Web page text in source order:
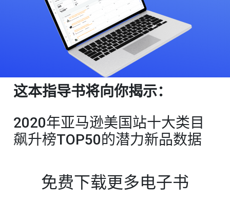
这本指导书将向你揭示：
2020年亚马逊美国站十大类目
飙升榜TOP50的潜力新品数据
免费下载更多电子书